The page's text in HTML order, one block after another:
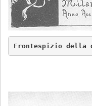
Frontespizio della